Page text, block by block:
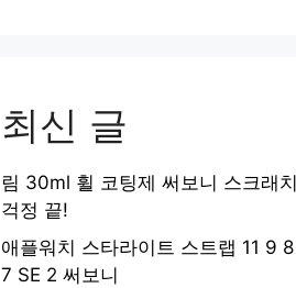
최신 글
림 30ml 휠 코팅제 써보니 스크래치
걱정 끝!
애플워치 스타라이트 스트랩 11 9 8
7 SE 2 써보니